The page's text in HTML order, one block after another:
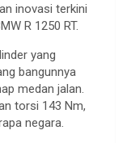
inovasi terkini
R 1250 RT.
yang
bangunnya
medan jalan.
torsi 143 Nm,
negara.